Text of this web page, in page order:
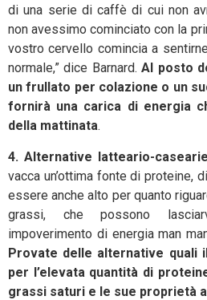
di una serie di caffè di cui non
non avessimo cominciato con la
vostro cervello comincia a
normale,” dice Barnard.Al posto
un frullato per colazione o un
fornirà una carica di energia
della mattinata.
4. Alternative latteario-
vacca un’ottima fonte di proteine,
essere anche alto per quanto
grassi, che possono
impoverimento di energia man
Provate delle alternative quali
per l’elevata quantità di
grassi saturi e le sue proprietà